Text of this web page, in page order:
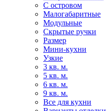
С островом
Малогабаритные
Модульные
Скрытые ручки
Размер
Мини-кухни
Узкие
3 кв. м.
5 кв. м.
6 кв. м.
9 кв. м.
Все для кухни